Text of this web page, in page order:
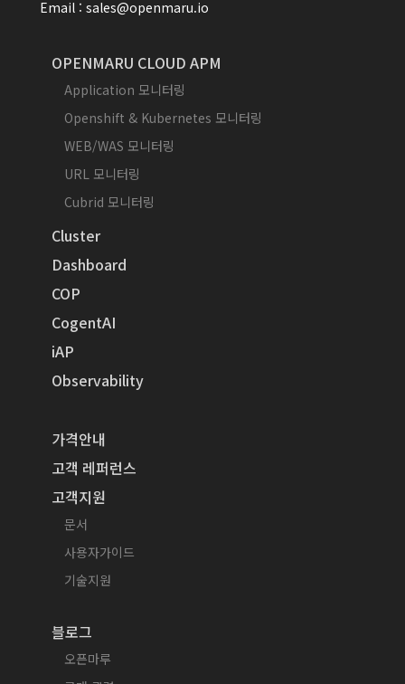
Email : sales@openmaru.io
OPENMARU CLOUD APM
Application 모니터링
Openshift & Kubernetes 모니터링
WEB/WAS 모니터링
URL 모니터링
Cubrid 모니터링
Cluster
Dashboard
COP
CogentAI
iAP
Observability
가격안내
고객 레퍼런스
고객지원
문서
사용자가이드
기술지원
블로그
오픈마루